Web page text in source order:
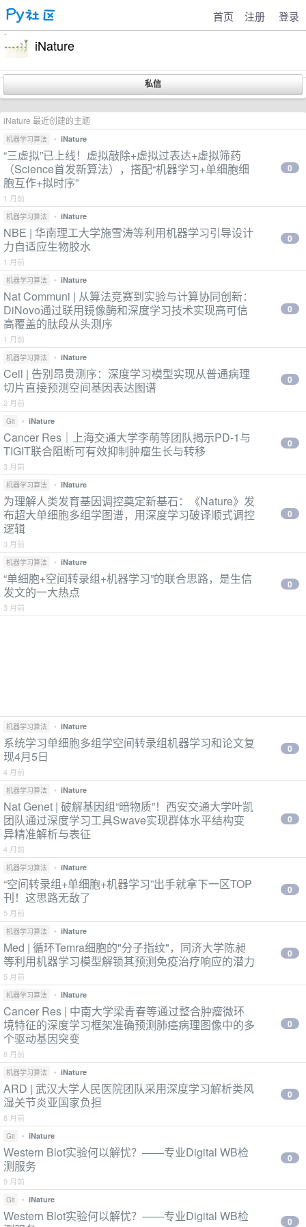
首页 注册 登录
iNature
iNature 最近创建的主题
机器学习算法 • iNature
“三虚拟”已上线！虚拟敲除+虚拟过表达+虚拟筛药
（Science首发新算法），搭配“机器学习+单细胞细
胞互作+拟时序”
1 月前
0
机器学习算法 • iNature
NBE | 华南理工大学施雪涛等利用机器学习引导设计
力自适应生物胶水
1 月前
0
机器学习算法 • iNature
Nat Communi | 从算法竞赛到实验与计算协同创新：
DiNovo通过联用镜像酶和深度学习技术实现高可信
高覆盖的肽段从头测序
1 月前
0
机器学习算法 • iNature
Cell | 告别昂贵测序：深度学习模型实现从普通病理
切片直接预测空间基因表达图谱
2 月前
0
Git • iNature
Cancer Res｜上海交通大学李萌等团队揭示PD-1与
TIGIT联合阻断可有效抑制肿瘤生长与转移
3 月前
0
机器学习算法 • iNature
为理解人类发育基因调控奠定新基石：《Nature》发
布超大单细胞多组学图谱，用深度学习破译顺式调控
逻辑
3 月前
0
机器学习算法 • iNature
“单细胞+空间转录组+机器学习”的联合思路，是生信
发文的一大热点
3 月前
0
机器学习算法 • iNature
系统学习单细胞多组学空间转录组机器学习和论文复
现4月5日
4 月前
0
机器学习算法 • iNature
Nat Genet | 破解基因组“暗物质”！西安交通大学叶凯
团队通过深度学习工具Swave实现群体水平结构变
异精准解析与表征
4 月前
0
机器学习算法 • iNature
“空间转录组+单细胞+机器学习”出手就拿下一区TOP
刊！这思路无敌了
5 月前
0
机器学习算法 • iNature
Med | 循环Temra细胞的"分子指纹"，同济大学陈昶
等利用机器学习模型解锁其预测免疫治疗响应的潜力
5 月前
0
机器学习算法 • iNature
Cancer Res | 中南大学梁青春等通过整合肿瘤微环
境特征的深度学习框架准确预测肺癌病理图像中的多
个驱动基因突变
8 月前
0
机器学习算法 • iNature
ARD | 武汉大学人民医院团队采用深度学习解析类风
湿关节炎亚国家负担
8 月前
0
Git • iNature
Western Blot实验何以解忧？——专业Digital WB检
测服务
9 月前
0
Git • iNature
Western Blot实验何以解忧？——专业Digital WB检
0